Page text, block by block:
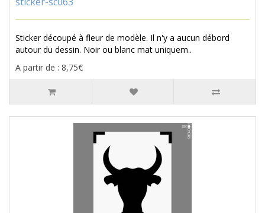
Sticker découpé à fleur de modèle. Il n'y a aucun débord
autour du dessin. Noir ou blanc mat uniquem..
A partir de : 8,75€